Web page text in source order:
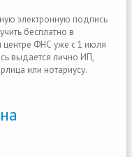
электронную подпись
бесплатно в
ФНС уже с 1 июля
выдается лично ИП,
или нотариусу.